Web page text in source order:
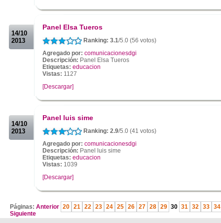
14/10
2013
Panel Elsa Tueros
Ranking: 3.1/5.0 (56 votos)
Agregado por: comunicacionesdgi
Descripción: Panel Elsa Tueros
Etiquetas: educacion
Vistas: 1127
[Descargar]
14/10
2013
Panel luis sime
Ranking: 2.9/5.0 (41 votos)
Agregado por: comunicacionesdgi
Descripción: Panel luis sime
Etiquetas: educacion
Vistas: 1039
[Descargar]
Páginas: Anterior 20 21 22 23 24 25 26 27 28 29 30 31 32 33 34
Siguiente